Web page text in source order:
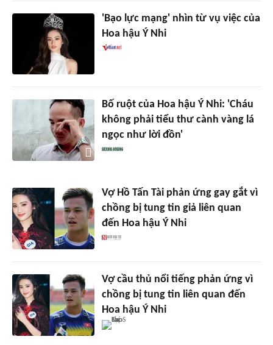
'Bạo lực mạng' nhìn từ vụ việc của
Hoa hậu Ý Nhi
Bố ruột của Hoa hậu Ý Nhi: 'Cháu
không phải tiểu thư cành vàng lá
ngọc như lời đồn'
Vợ Hồ Tấn Tài phản ứng gay gắt vì
chồng bị tung tin giả liên quan
đến Hoa hậu Ý Nhi
Vợ cầu thủ nổi tiếng phản ứng vì
chồng bị tung tin liên quan đến
Hoa hậu Ý Nhi